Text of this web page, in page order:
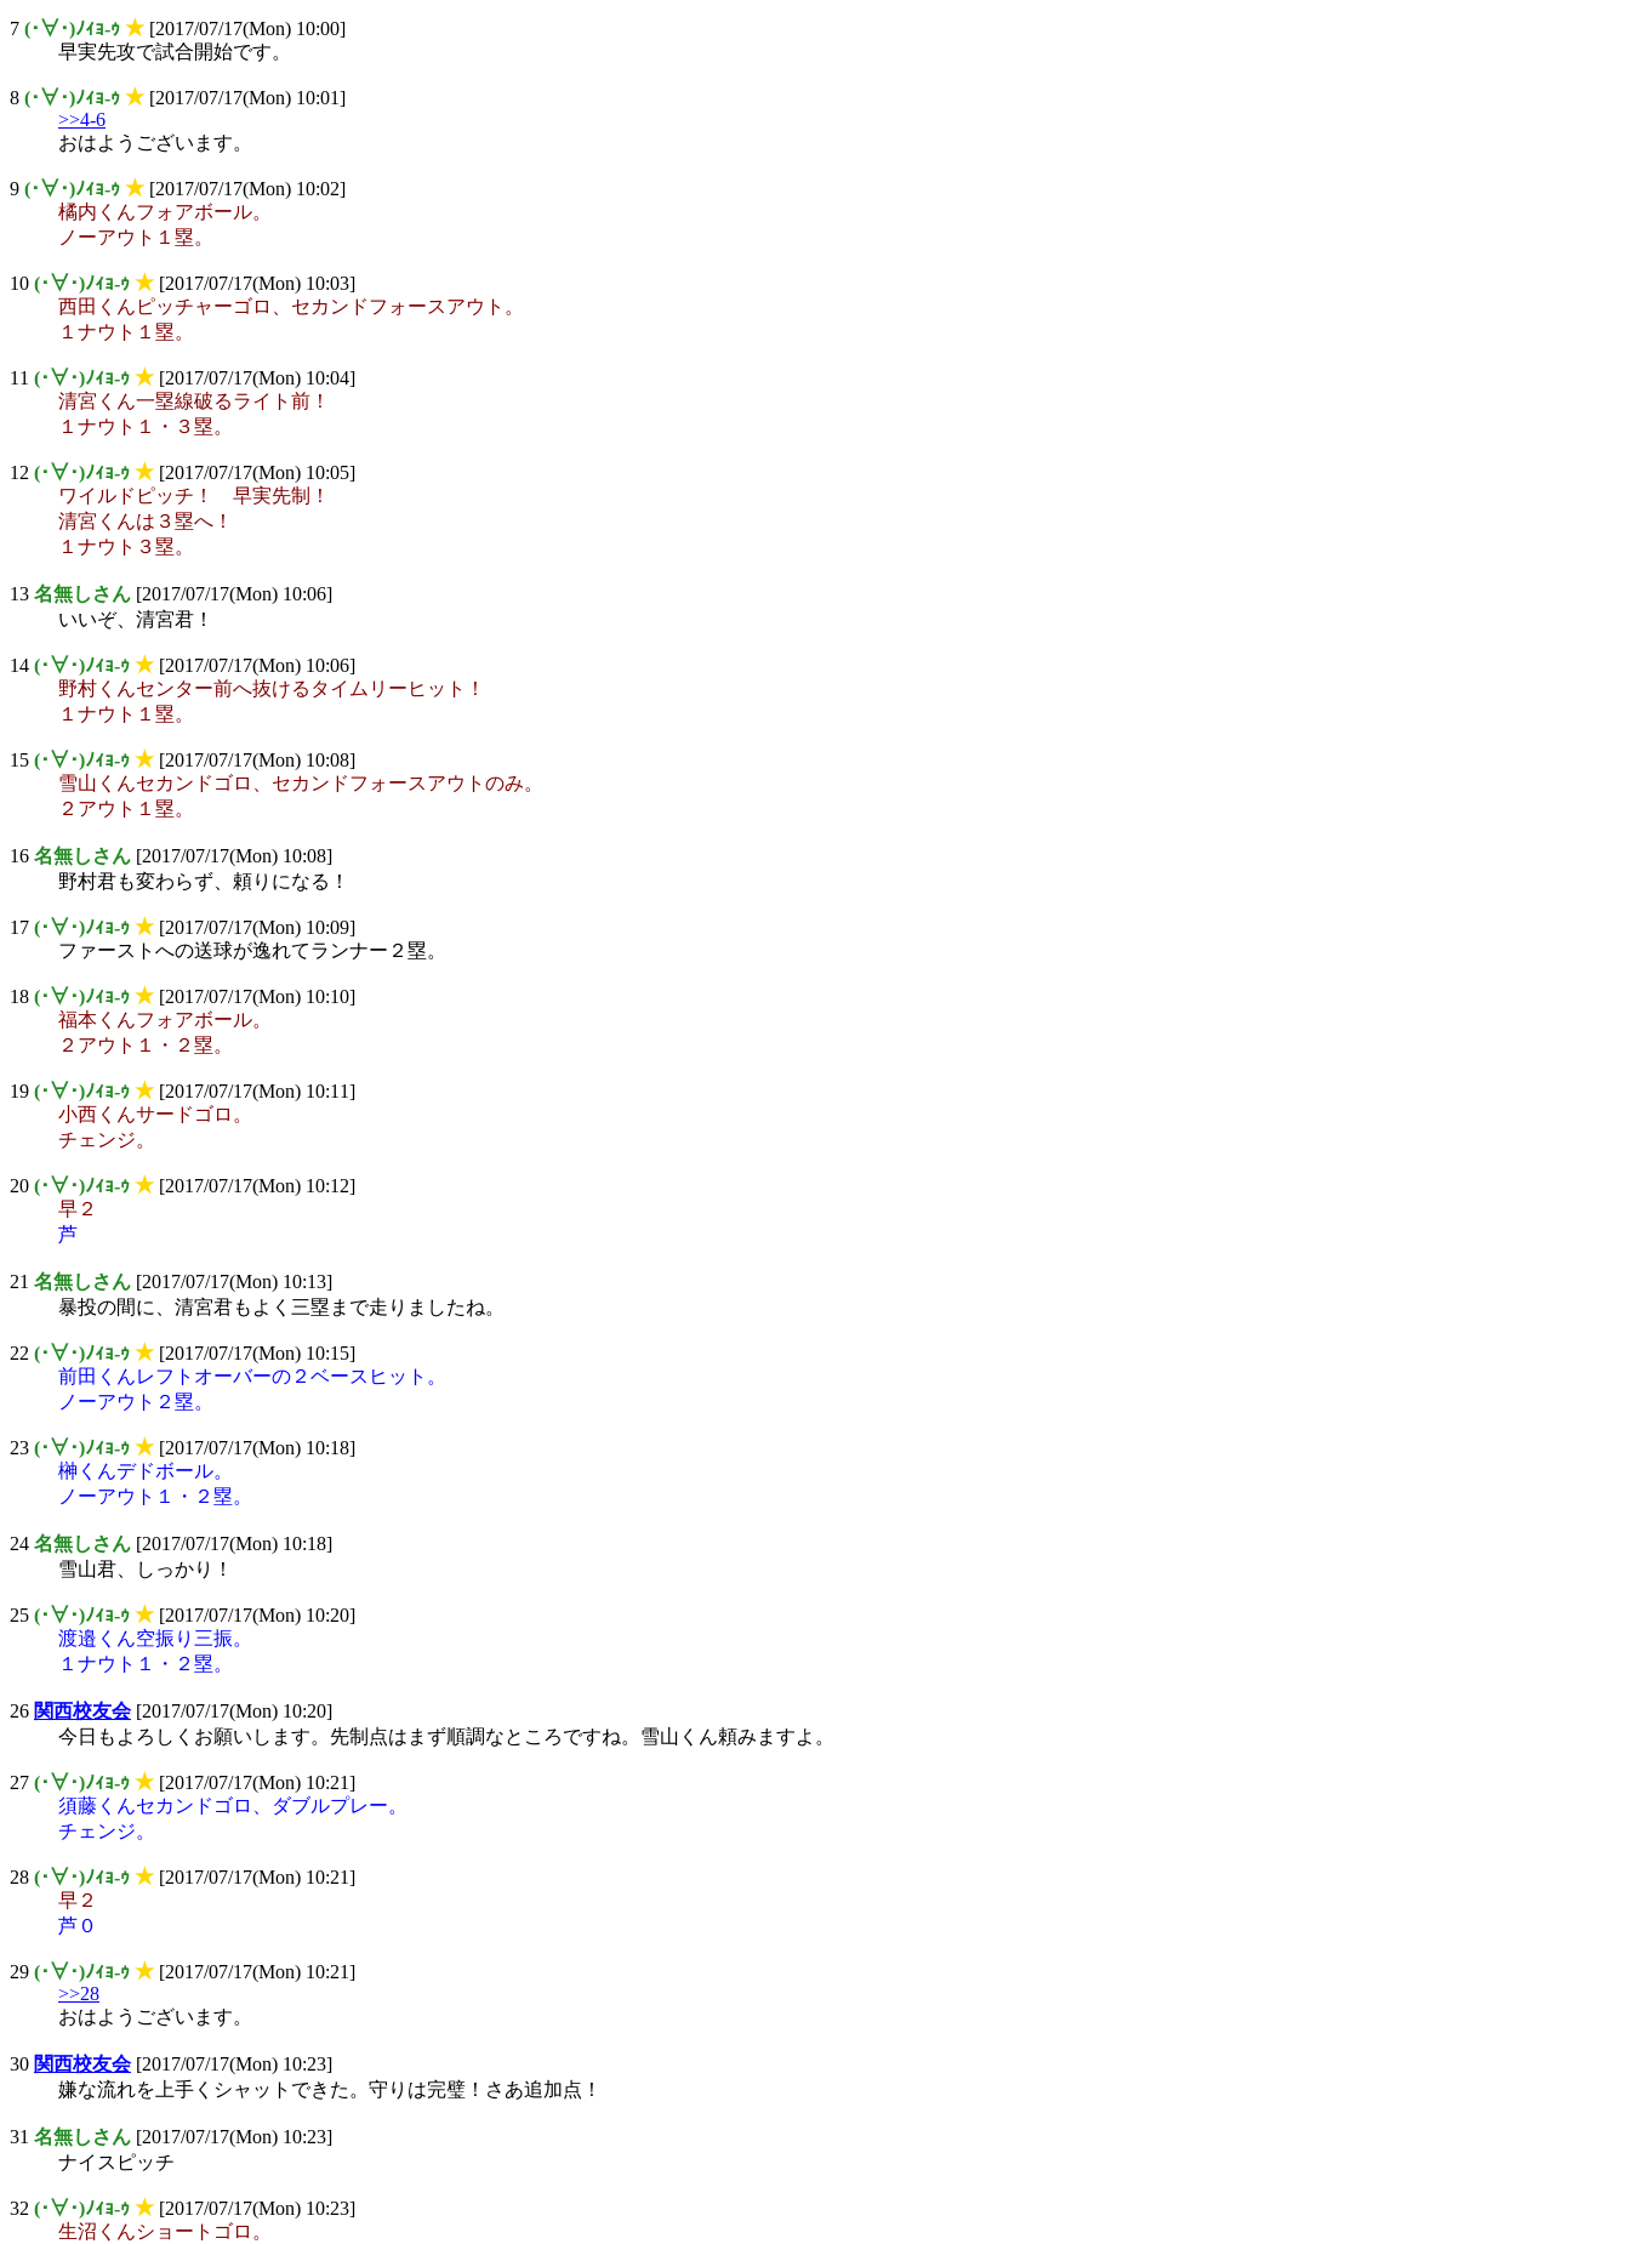
7 (･∀･)ﾉｨｮ-ｩ ★ [2017/07/17(Mon) 10:00]
早実先攻で試合開始です。
8 (･∀･)ﾉｨｮ-ｩ ★ [2017/07/17(Mon) 10:01]
>>4-6
おはようございます。
9 (･∀･)ﾉｨｮ-ｩ ★ [2017/07/17(Mon) 10:02]
橘内くんフォアボール。
ノーアウト１塁。
10 (･∀･)ﾉｨｮ-ｩ ★ [2017/07/17(Mon) 10:03]
西田くんピッチャーゴロ、セカンドフォースアウト。
１ナウト１塁。
11 (･∀･)ﾉｨｮ-ｩ ★ [2017/07/17(Mon) 10:04]
清宮くん一塁線破るライト前！
１ナウト１・３塁。
12 (･∀･)ﾉｨｮ-ｩ ★ [2017/07/17(Mon) 10:05]
ワイルドピッチ！ 早実先制！
清宮くんは３塁へ！
１ナウト３塁。
13 名無しさん [2017/07/17(Mon) 10:06]
いいぞ、清宮君！
14 (･∀･)ﾉｨｮ-ｩ ★ [2017/07/17(Mon) 10:06]
野村くんセンター前へ抜けるタイムリーヒット！
１ナウト１塁。
15 (･∀･)ﾉｨｮ-ｩ ★ [2017/07/17(Mon) 10:08]
雪山くんセカンドゴロ、セカンドフォースアウトのみ。
２アウト１塁。
16 名無しさん [2017/07/17(Mon) 10:08]
野村君も変わらず、頼りになる！
17 (･∀･)ﾉｨｮ-ｩ ★ [2017/07/17(Mon) 10:09]
ファーストへの送球が逸れてランナー２塁。
18 (･∀･)ﾉｨｮ-ｩ ★ [2017/07/17(Mon) 10:10]
福本くんフォアボール。
２アウト１・２塁。
19 (･∀･)ﾉｨｮ-ｩ ★ [2017/07/17(Mon) 10:11]
小西くんサードゴロ。
チェンジ。
20 (･∀･)ﾉｨｮ-ｩ ★ [2017/07/17(Mon) 10:12]
早２
芦
21 名無しさん [2017/07/17(Mon) 10:13]
暴投の間に、清宮君もよく三塁まで走りましたね。
22 (･∀･)ﾉｨｮ-ｩ ★ [2017/07/17(Mon) 10:15]
前田くんレフトオーバーの２ベースヒット。
ノーアウト２塁。
23 (･∀･)ﾉｨｮ-ｩ ★ [2017/07/17(Mon) 10:18]
榊くんデドボール。
ノーアウト１・２塁。
24 名無しさん [2017/07/17(Mon) 10:18]
雪山君、しっかり！
25 (･∀･)ﾉｨｮ-ｩ ★ [2017/07/17(Mon) 10:20]
渡邉くん空振り三振。
１ナウト１・２塁。
26 関西校友会[2017/07/17(Mon) 10:20]
今日もよろしくお願いします。先制点はまず順調なところですね。雪山くん頼みますよ。
27 (･∀･)ﾉｨｮ-ｩ ★ [2017/07/17(Mon) 10:21]
須藤くんセカンドゴロ、ダブルプレー。
チェンジ。
28 (･∀･)ﾉｨｮ-ｩ ★ [2017/07/17(Mon) 10:21]
早２
芦０
29 (･∀･)ﾉｨｮ-ｩ ★ [2017/07/17(Mon) 10:21]
>>28
おはようございます。
30 関西校友会[2017/07/17(Mon) 10:23]
嫌な流れを上手くシャットできた。守りは完璧！さあ追加点！
31 名無しさん [2017/07/17(Mon) 10:23]
ナイスピッチ
32 (･∀･)ﾉｨｮ-ｩ ★ [2017/07/17(Mon) 10:23]
生沼くんショートゴロ。